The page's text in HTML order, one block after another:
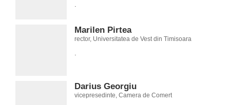
.
Marilen Pirtea
rector, Universitatea de Vest din Timisoara
.
Darius Georgiu
vicepresedinte, Camera de Comert